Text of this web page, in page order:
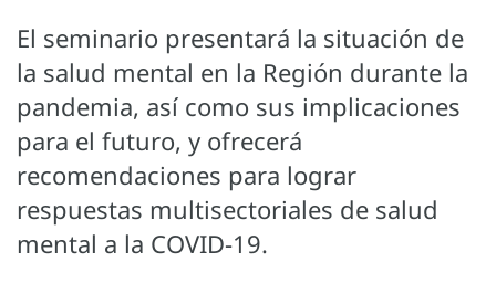
El seminario presentará la situación de
la salud mental en la Región durante la
pandemia, así como sus implicaciones
para el futuro, y ofrecerá
recomendaciones para lograr
respuestas multisectoriales de salud
mental a la COVID-19.